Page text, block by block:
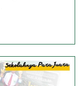
Irsyad
Juara
1